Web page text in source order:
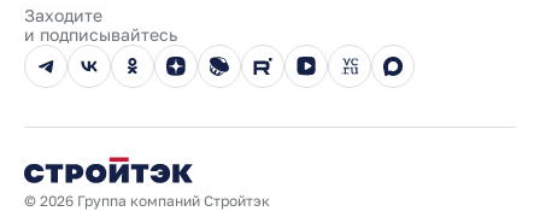
Реализованные проекты
Вопросы и ответы
Новости
Юбилейный год
Заходите
и подписывайтесь
© 2026 Группа компаний Стройтэк